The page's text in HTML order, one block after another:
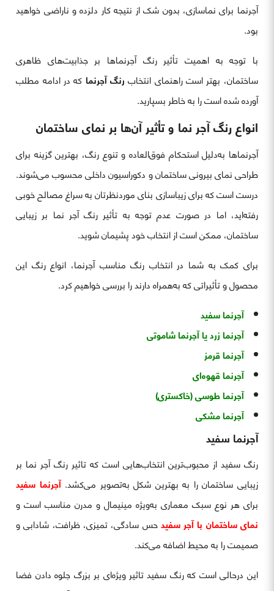
آجرنما برای نماسازی، بدون شک از نتیجه کار دلزده و ناراضی خواهید
بود.
با توجه به اهمیت تأثیر رنگ آجرنماها بر جذابیت‌های ظاهری
ساختمان، بهتر است راهنمای انتخابرنگ آجرنماکه در ادامه مطلب
آورده شده است را به خاطر بسپارید.
انواع رنگ آجر نما و تأثیر آن‌ها بر نمای ساختمان
آجرنماها به‌دلیل استحکام فوق‌العاده و تنوع رنگ، بهترین گزینه برای
طراحی نمای بیرونی ساختمان و دکوراسیون داخلی محسوب می‌شوند.
درست است که برای زیباسازی بنای موردنظرتان به سراغ مصالح خوبی
رفته‌اید، اما در صورت عدم توجه به تأثیر رنگ آجر نما بر زیبایی
ساختمان، ممکن است از انتخاب خود پشیمان شوید.
برای کمک به شما در انتخاب رنگ مناسب آجرنما، انواع رنگ این
محصول و تأثیراتی که به‌همراه دارند را بررسی خواهیم کرد.
آجرنما سفید
آجرنما زرد یا آجرنما شاموتی
آجرنما قرمز
آجرنما قهوه‌ای
آجرنما طوسی (خاکستری)
آجرنما مشکی
آجرنما سفید
رنگ سفید از محبوب‌ترین انتخاب‌هایی است که تاثیر رنگ آجر نما بر
زیبایی ساختمان را به بهترین شکل به‌تصویر می‌کشد.آجرنما سفید
برای هر نوع سبک معماری به‌ویژه مینیمال و مدرن مناسب است و
نمای ساختمان با آجر سفیدحس سادگی، تمیزی، ظرافت، شادابی و
صمیمت را به محیط اضافه می‌کند.
این درحالی است که رنگ سفید تاثیر ویژه‌ای بر بزرگ جلوه دادن فضا